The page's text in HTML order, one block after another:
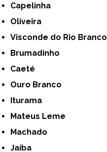
Capelinha
Oliveira
Visconde do Rio Branco
Brumadinho
Caeté
Ouro Branco
Iturama
Mateus Leme
Machado
Jaíba